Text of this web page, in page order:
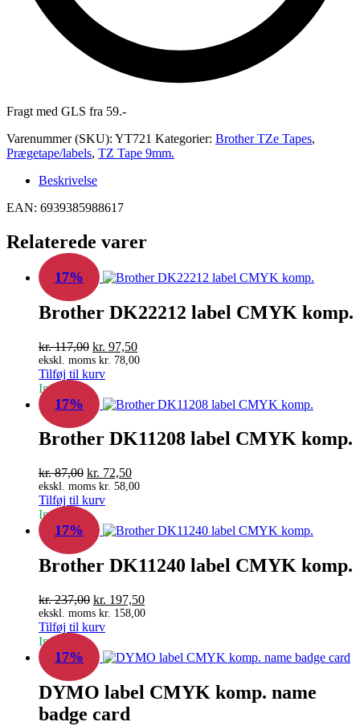
Fragt med GLS fra 59.-
Varenummer (SKU): YT721 Kategorier: Brother TZe Tapes,
Prægetape/labels, TZ Tape 9mm.
Beskrivelse
EAN: 6939385988617
Relaterede varer
17%
Brother DK22212 label CMYK komp.
kr.117,00 Den
oprindelige
pris
var:
kr. 117,00.
kr. 97,50Den
aktuelle
kr. 97,50.
ekskl. moms kr. 78,00
Tilføj til kurv
In Stock
17%
Brother DK11208 label CMYK komp.
kr.87,00 Den
oprindelige
pris
var:
kr. 87,00.
kr. 72,50Den
aktuelle
kr. 72,50.
ekskl. moms kr. 58,00
Tilføj til kurv
In Stock
17%
Brother DK11240 label CMYK komp.
kr.237,00 Den
oprindelige
pris
var:
kr. 237,00.
kr. 197,50Den
aktuelle
kr. 197,50.
ekskl. moms kr. 158,00
Tilføj til kurv
In Stock
17%
DYMO label CMYK komp. name
badge card